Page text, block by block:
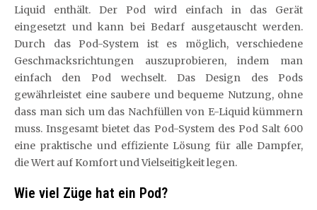
Liquid enthält. Der Pod wird einfach in das Gerät
eingesetzt und kann bei Bedarf ausgetauscht werden.
Durch das Pod-System ist es möglich, verschiedene
Geschmacksrichtungen auszuprobieren, indem man
einfach den Pod wechselt. Das Design des Pods
gewährleistet eine saubere und bequeme Nutzung, ohne
dass man sich um das Nachfüllen von E-Liquid kümmern
muss. Insgesamt bietet das Pod-System des Pod Salt 600
eine praktische und effiziente Lösung für alle Dampfer,
die Wert auf Komfort und Vielseitigkeit legen.
Wie viel Züge hat ein Pod?